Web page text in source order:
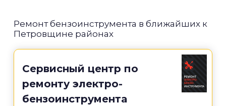
Ремонт бензоинструмента в ближайших к
Петровщине районах
Сервисный центр по
ремонту электро-
бензоинструмента